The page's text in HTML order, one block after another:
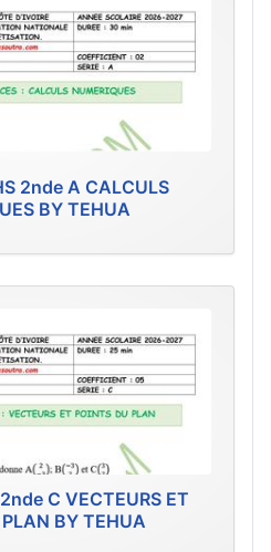
2nde A CALCULS
BY TEHUA
C VECTEURS ET
BY TEHUA